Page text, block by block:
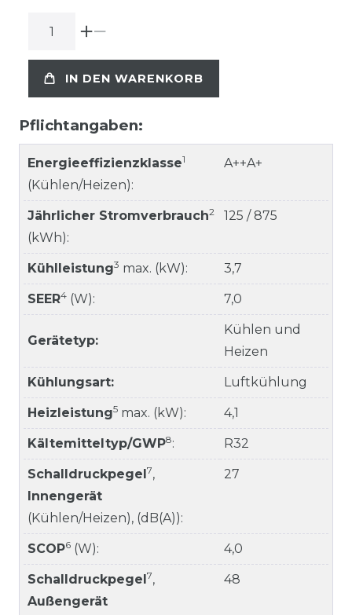
IN DEN WARENKORB
Pflichtangaben:
Energieeffizienzklasse1
(Kühlen/Heizen):
A++A+
Jährlicher Stromverbrauch2
(kWh):
125 / 875
Kühlleistung3 max. (kW): 3,7
SEER4 (W): 7,0
Gerätetyp:
Kühlen und
Heizen
Kühlungsart: Luftkühlung
Heizleistung5 max. (kW): 4,1
Kältemitteltyp/GWP8: R32
Schalldruckpegel 7,
Innengerät
(Kühlen/Heizen), (dB(A)):
27
SCOP6 (W): 4,0
Schalldruckpegel 7,
Außengerät
48